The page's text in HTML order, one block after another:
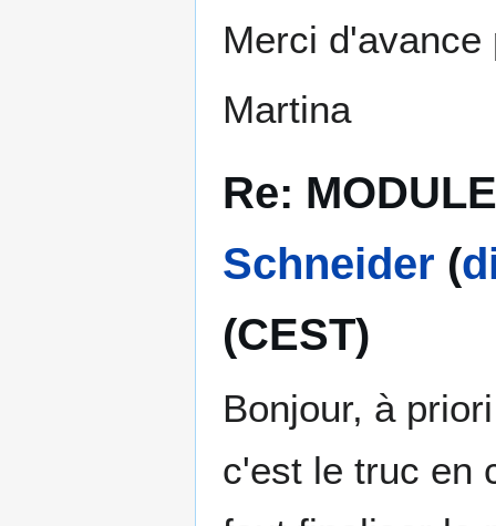
Merci
Martina
Re:
Schneider (
(CEST)
Bonjour, à
c'est le truc en